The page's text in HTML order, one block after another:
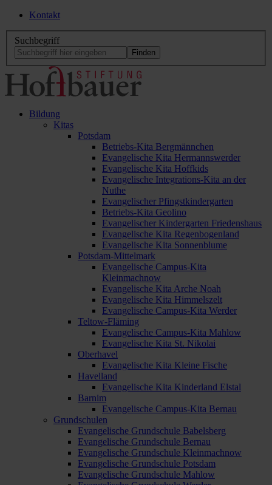
Kontakt
Suchbegriff
Bildung
Kitas
Potsdam
Betriebs-Kita Bergmännchen
Evangelische Kita Hermannswerder
Evangelische Kita Hoffkids
Evangelische Integrations-Kita an der
Nuthe
Evangelischer Pfingstkindergarten
Betriebs-Kita Geolino
Evangelischer Kindergarten Friedenshaus
Evangelische Kita Regenbogenland
Evangelische Kita Sonnenblume
Potsdam-Mittelmark
Evangelische Campus-Kita
Kleinmachnow
Evangelische Kita Arche Noah
Evangelische Kita Himmelszelt
Evangelische Campus-Kita Werder
Teltow-Fläming
Evangelische Campus-Kita Mahlow
Evangelische Kita St. Nikolai
Oberhavel
Evangelische Kita Kleine Fische
Havelland
Evangelische Kita Kinderland Elstal
Barnim
Evangelische Campus-Kita Bernau
Grundschulen
Evangelische Grundschule Babelsberg
Evangelische Grundschule Bernau
Evangelische Grundschule Kleinmachnow
Evangelische Grundschule Potsdam
Evangelische Grundschule Mahlow